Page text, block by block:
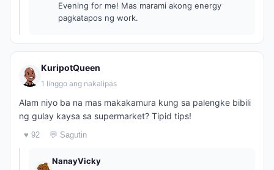
Evening for me! Mas marami akong energy
pagkatapos ng work.
KuripotQueen
1 linggo ang nakalipas
Alam niyo ba na mas makakamura kung sa palengke bibili
ng gulay kaysa sa supermarket? Tipid tips!
♥ 92 💬 Sagutin
NanayVicky